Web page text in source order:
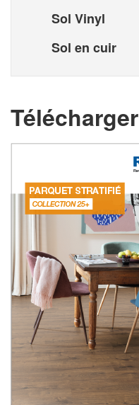
Sol Vinyl
Sol en cuir
Télécharger